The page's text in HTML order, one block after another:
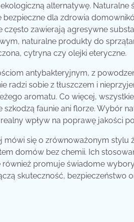
alternatywę.
bezpieczne dla zdrowia
zawierają agresywne
naturalne produkty do
cytryna czy olejki eteryczne.
antybakteryjnym, z
radzi sobie z tłuszczem i
aromatu. Co więcej,
szkodzą faunie ani florze. Wybór
wpływ na poprawę jakości
mówi się o zrównoważonym stylu
domów bez chemii. Ich
promuje świadome
skuteczność, bezpieczeństwo